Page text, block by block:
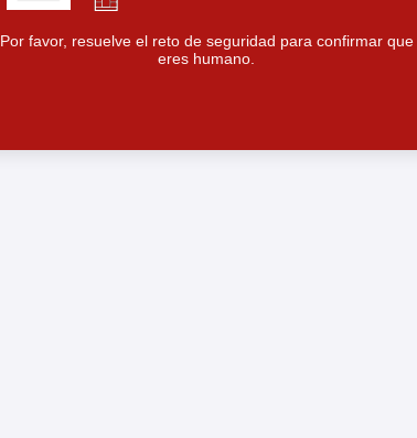
Por favor, resuelve el reto de seguridad para confirmar que
eres humano.